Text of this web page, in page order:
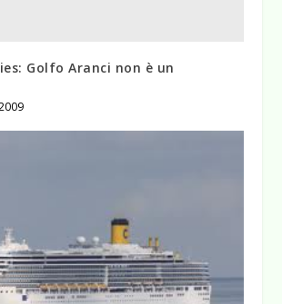
Golfo Aranci non è un